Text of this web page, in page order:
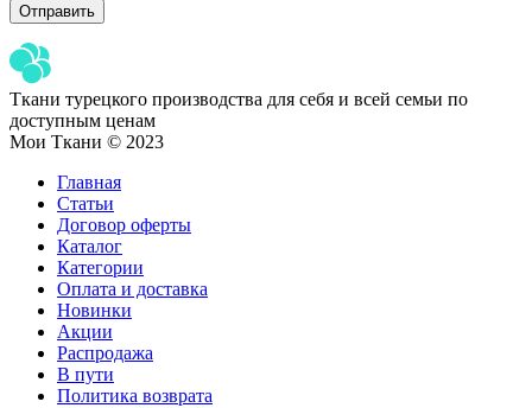
Ткани турецкого производства для себя и всей семьи по
доступным ценам
Мои Ткани © 2023
Главная
Статьи
Договор оферты
Каталог
Категории
Оплата и доставка
Новинки
Акции
Распродажа
В пути
Политика возврата